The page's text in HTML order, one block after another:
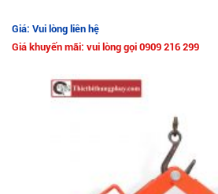
Giá: Vui lòng liên hệ
Giá khuyến mãi: vui lòng gọi 0909 216 299